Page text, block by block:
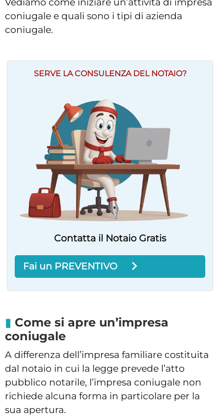
coniugale e quali sono i tipi di azienda
coniugale.
SERVE LA CONSULENZA DEL NOTAIO?
Contatta il Notaio Gratis
Fai un PREVENTIVO
Come si apre un’impresa
coniugale
A differenza dell’impresa familiare costituita
dal notaio in cui la legge prevede l’atto
pubblico notarile, l’impresa coniugale non
richiede alcuna forma in particolare per la
sua apertura.